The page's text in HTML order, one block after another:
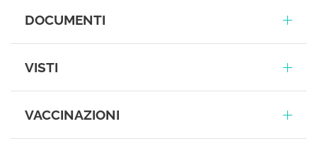
DOCUMENTI
VISTI
VACCINAZIONI